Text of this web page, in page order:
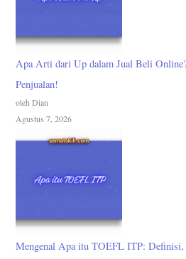
Apa Arti dari Up dalam Jual Beli
Penjualan!
oleh Dian
Agustus 7, 2026
Mengenal Apa itu TOEFL ITP: Definisi,